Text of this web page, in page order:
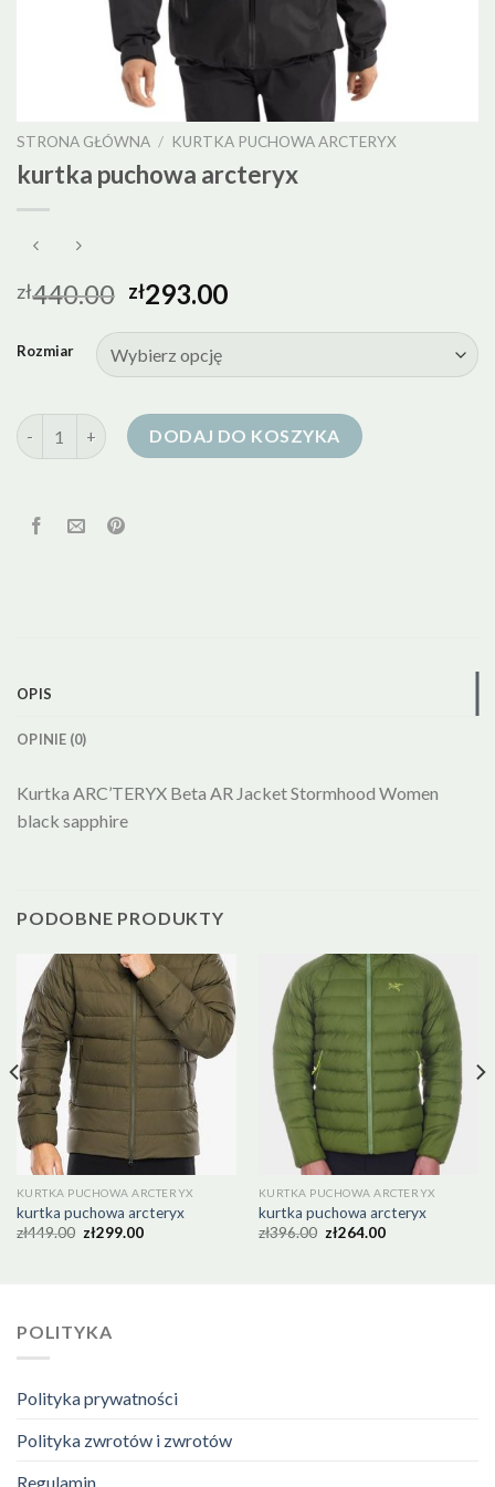
STRONA GŁÓWNA / KURTKA PUCHOWA ARCTERYX
kurtka puchowa arcteryx
zł440.00 zł293.00
Rozmiar
ilość kurtka puchowa arcteryxDODAJ DO KOSZYKA
OPIS
OPINIE (0)
Kurtka ARC’TERYX Beta AR Jacket Stormhood Women
black sapphire
PODOBNE PRODUKTY
KURTKA PUCHOWA ARCTERYX
kurtka puchowa arcteryx
zł449.00 zł299.00
KURTKA PUCHOWA ARCTERYX
kurtka puchowa arcteryx
zł396.00 zł264.00
POLITYKA
Polityka prywatności
Polityka zwrotów i zwrotów
Regulamin